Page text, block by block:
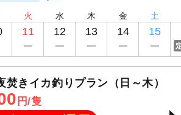
火
11
水
12
木
13
金
14
土
15
きイカ釣りプラン（日～木）
円/隻